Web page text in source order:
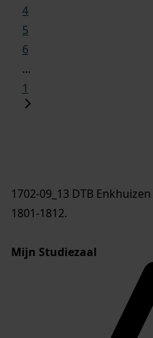
4
5
6
...
1
1702-09_13 DTB
1801-1812.
Mijn Studiezaal